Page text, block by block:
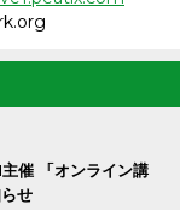
催 「オンライン講
せ